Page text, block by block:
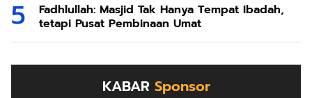
Fadhlullah: Masjid Tak Hanya Tempat Ibadah,
tetapi Pusat Pembinaan Umat
KABAR Sponsor